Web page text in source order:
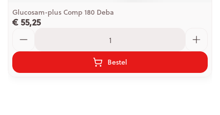
Glucosam-plus Comp 180 Deba
€ 55,25
Bestel